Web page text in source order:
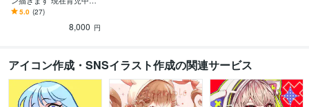
ため、再開未定です。
5.0 (27)
8,000 円
アイコン作成・SNSイラスト作成の関連サービス